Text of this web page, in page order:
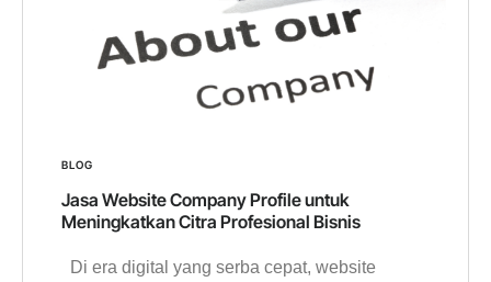
BLOG
Jasa Website Company Profile untuk
Meningkatkan Citra Profesional Bisnis
Di era digital yang serba cepat, website